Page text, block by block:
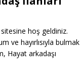
hoş geldiniz.
ve hayırlısıyla bulmak
Hayat arkadaşı